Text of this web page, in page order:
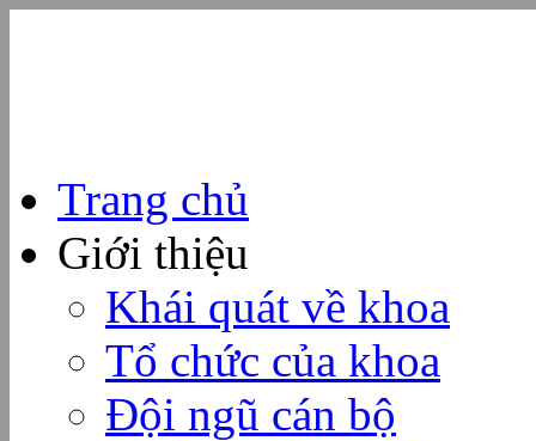
Trang chủ
Giới thiệu
Khái quát về khoa
Tổ chức của khoa
Đội ngũ cán bộ